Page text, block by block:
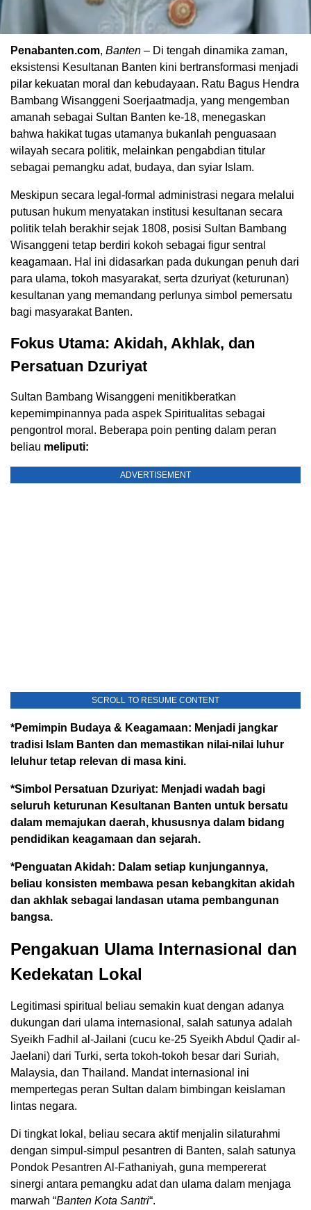
Penabanten.com, Banten – Di tengah dinamika zaman,
eksistensi Kesultanan Banten kini bertransformasi menjadi
pilar kekuatan moral dan kebudayaan. Ratu Bagus Hendra
Bambang Wisanggeni Soerjaatmadja, yang mengemban
amanah sebagai Sultan Banten ke-18, menegaskan
bahwa hakikat tugas utamanya bukanlah penguasaan
wilayah secara politik, melainkan pengabdian titular
sebagai pemangku adat, budaya, dan syiar Islam.
Meskipun secara legal-formal administrasi negara melalui
putusan hukum menyatakan institusi kesultanan secara
politik telah berakhir sejak 1808, posisi Sultan Bambang
Wisanggeni tetap berdiri kokoh sebagai figur sentral
keagamaan. Hal ini didasarkan pada dukungan penuh dari
para ulama, tokoh masyarakat, serta dzuriyat (keturunan)
kesultanan yang memandang perlunya simbol pemersatu
bagi masyarakat Banten.
Fokus Utama: Akidah, Akhlak, dan
Persatuan Dzuriyat
Sultan Bambang Wisanggeni menitikberatkan
kepemimpinannya pada aspek Spiritualitas sebagai
pengontrol moral. Beberapa poin penting dalam peran
beliau meliputi:
ADVERTISEMENT
SCROLL TO RESUME CONTENT
*Pemimpin Budaya & Keagamaan: Menjadi jangkar
tradisi Islam Banten dan memastikan nilai-nilai luhur
leluhur tetap relevan di masa kini.
*Simbol Persatuan Dzuriyat: Menjadi wadah bagi
seluruh keturunan Kesultanan Banten untuk bersatu
dalam memajukan daerah, khususnya dalam bidang
pendidikan keagamaan dan sejarah.
*Penguatan Akidah: Dalam setiap kunjungannya,
beliau konsisten membawa pesan kebangkitan akidah
dan akhlak sebagai landasan utama pembangunan
bangsa.
Pengakuan Ulama Internasional dan
Kedekatan Lokal
Legitimasi spiritual beliau semakin kuat dengan adanya
dukungan dari ulama internasional, salah satunya adalah
Syeikh Fadhil al-Jailani (cucu ke-25 Syeikh Abdul Qadir al-
Jaelani) dari Turki, serta tokoh-tokoh besar dari Suriah,
Malaysia, dan Thailand. Mandat internasional ini
mempertegas peran Sultan dalam bimbingan keislaman
lintas negara.
Di tingkat lokal, beliau secara aktif menjalin silaturahmi
dengan simpul-simpul pesantren di Banten, salah satunya
Pondok Pesantren Al-Fathaniyah, guna mempererat
sinergi antara pemangku adat dan ulama dalam menjaga
marwah “Banten Kota Santri“.